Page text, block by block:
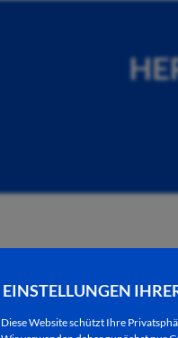
EINSTELLUNGEN
Diese Website schützt Ihre